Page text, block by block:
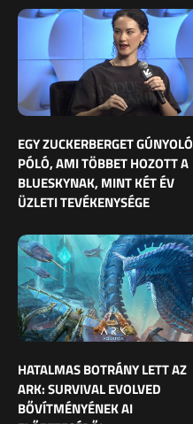
EGY ZUCKERBERGET GÚNYOLÓ
PÓLÓ, AMI TÖBBET HOZOTT A
BLUESKYNAK, MINT KÉT ÉV
ÜZLETI TEVÉKENYSÉGE
HATALMAS BOTRÁNY LETT AZ
ARK: SURVIVAL EVOLVED
BŐVÍTMÉNYÉNEK AI